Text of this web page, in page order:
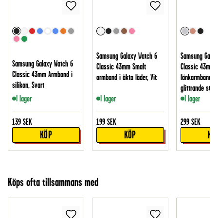
Samsung Galaxy Watch 6
Classic 43mm Armband i
silikon, Svart
I lager
139 SEK
KÖP
Samsung Galaxy Watch 6
Classic 43mm Smalt
armband i äkta läder, Vit
I lager
199 SEK
KÖP
Samsung
Classic 43mm
länkarmband
glittrande
I lager
299 SEK
Köps ofta tillsammans med